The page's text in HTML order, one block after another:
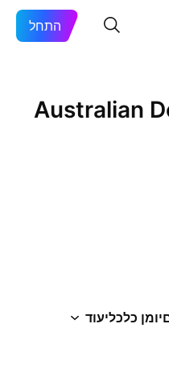
התחל
Australian
יומן כלכליעוד